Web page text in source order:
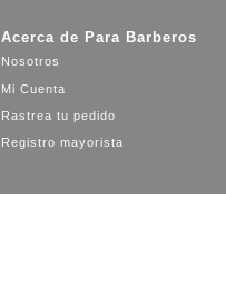
Acerca de Para Barberos
Nosotros
Mi Cuenta
Rastrea tu pedido
Registro mayorista